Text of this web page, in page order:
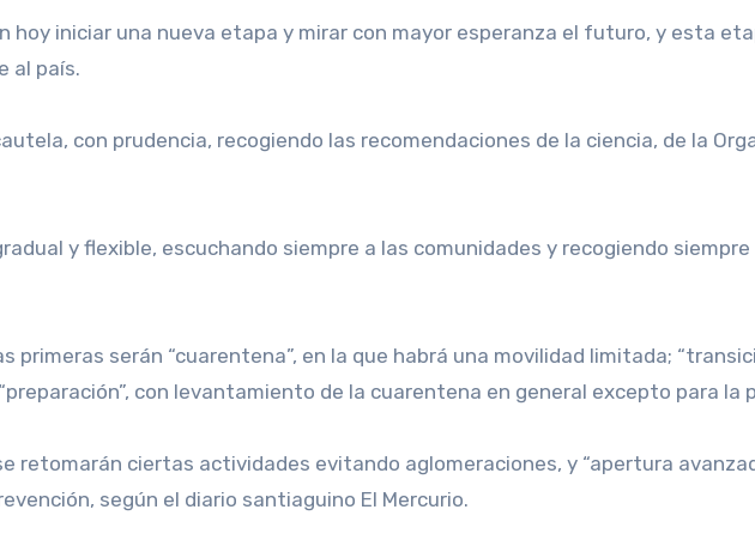
hoy iniciar una nueva etapa y mirar con mayor esperanza el futuro, y esta
al país.
con prudencia, recogiendo las recomendaciones de la ciencia, de la
y flexible, escuchando siempre a las comunidades y recogiendo
primeras serán “cuarentena”, en la que habrá una movilidad limitada;
con levantamiento de la cuarentena en general excepto para la
retomarán ciertas actividades evitando aglomeraciones, y “apertura
según el diario santiaguino El Mercurio.